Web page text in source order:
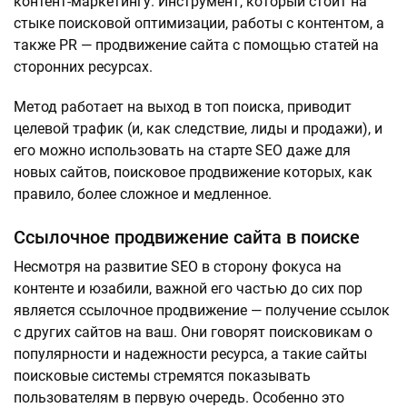
стыке поисковой оптимизации, работы с контентом, а
также PR — продвижение сайта с помощью статей на
сторонних ресурсах.
Метод работает на выход в топ поиска, приводит
целевой трафик (и, как следствие, лиды и продажи), и
его можно использовать на старте SEO даже для
новых сайтов, поисковое продвижение которых, как
правило, более сложное и медленное.
Ссылочное продвижение сайта в поиске
Несмотря на развитие SEO в сторону фокуса на
контенте и юзабили, важной его частью до сих пор
является ссылочное продвижение — получение ссылок
с других сайтов на ваш. Они говорят поисковикам о
популярности и надежности ресурса, а такие сайты
поисковые системы стремятся показывать
пользователям в первую очередь. Особенно это